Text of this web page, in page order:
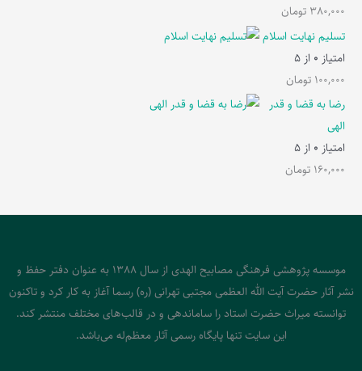
380,000 تومان
تسلیم نهایت اسلام
امتیاز 0 از 5
100,000 تومان
رضا به قضا و قدر
الهی
امتیاز 0 از 5
160,000 تومان
موسسه پژوهشی فرهنگی مصابیح الهدی از سال 1388 به عنوان دفتر حفظ و
نشر آثار حضرت آیت الله العظمی مجتبی تهرانی (ره) رسما آغاز به کار کرد و تاکنون
توانسته میراث حضرت استاد را ساماندهی و در قالب‌های مختلف منتشر کند.
این سایت تنها پایگاه رسمی آثار معظم‌له می‌باشد.